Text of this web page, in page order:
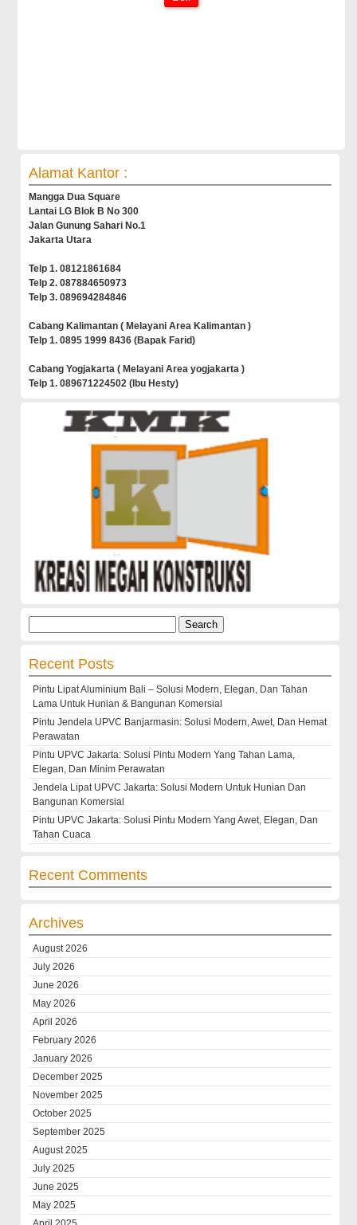
Alamat Kantor :
Mangga Dua Square
Lantai LG Blok B No 300
Jalan Gunung Sahari No.1
Jakarta Utara
Telp 1. 08121861684
Telp 2. 087884650973
Telp 3. 089694284846
Cabang Kalimantan ( Melayani Area Kalimantan )
Telp 1. 0895 1999 8436 (Bapak Farid)
Cabang Yogjakarta ( Melayani Area yogjakarta )
Telp 1. 089671224502 (Ibu Hesty)
Recent Posts
Pintu Lipat Aluminium Bali – Solusi Modern, Elegan, Dan Tahan
Lama Untuk Hunian & Bangunan Komersial
Pintu Jendela UPVC Banjarmasin: Solusi Modern, Awet, Dan Hemat
Perawatan
Pintu UPVC Jakarta: Solusi Pintu Modern Yang Tahan Lama,
Elegan, Dan Minim Perawatan
Jendela Lipat UPVC Jakarta: Solusi Modern Untuk Hunian Dan
Bangunan Komersial
Pintu UPVC Jakarta: Solusi Pintu Modern Yang Awet, Elegan, Dan
Tahan Cuaca
Recent Comments
Archives
August 2026
July 2026
June 2026
May 2026
April 2026
February 2026
January 2026
December 2025
November 2025
October 2025
September 2025
August 2025
July 2025
June 2025
May 2025